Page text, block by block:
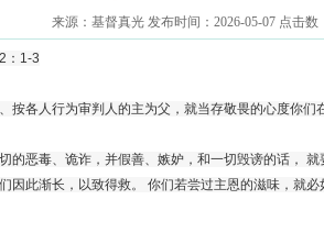
来源：基督真光 发布时间：2026-05-07 点击数
：1-3
按各人行为审判人的主为父，就当存敬畏的心度你们
的恶毒、诡诈，并假善、嫉妒，和一切毁谤的话，
因此渐长，以致得救。 你们若尝过主恩的滋味，就